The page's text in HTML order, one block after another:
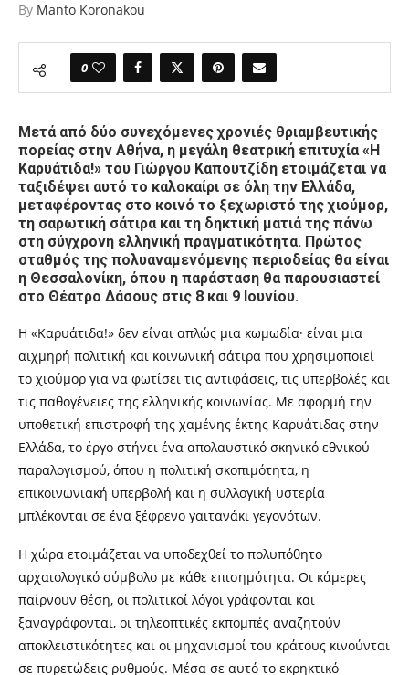
By Manto Koronakou
0
Μετά από δύο συνεχόμενες χρονιές θριαμβευτικής
πορείας στην Αθήνα, η μεγάλη θεατρική επιτυχία «Η
Καρυάτιδα!» του Γιώργου Καπουτζίδη ετοιμάζεται να
ταξιδέψει αυτό το καλοκαίρι σε όλη την Ελλάδα,
μεταφέροντας στο κοινό το ξεχωριστό της χιούμορ,
τη σαρωτική σάτιρα και τη δηκτική ματιά της πάνω
στη σύγχρονη ελληνική πραγματικότητα. Πρώτος
σταθμός της πολυαναμενόμενης περιοδείας θα είναι
η Θεσσαλονίκη, όπου η παράσταση θα παρουσιαστεί
στο Θέατρο Δάσους στις 8 και 9 Ιουνίου.
Η «Καρυάτιδα!» δεν είναι απλώς μια κωμωδία· είναι μια
αιχμηρή πολιτική και κοινωνική σάτιρα που χρησιμοποιεί
το χιούμορ για να φωτίσει τις αντιφάσεις, τις υπερβολές και
τις παθογένειες της ελληνικής κοινωνίας. Με αφορμή την
υποθετική επιστροφή της χαμένης έκτης Καρυάτιδας στην
Ελλάδα, το έργο στήνει ένα απολαυστικό σκηνικό εθνικού
παραλογισμού, όπου η πολιτική σκοπιμότητα, η
επικοινωνιακή υπερβολή και η συλλογική υστερία
μπλέκονται σε ένα ξέφρενο γαϊτανάκι γεγονότων.
Η χώρα ετοιμάζεται να υποδεχθεί το πολυπόθητο
αρχαιολογικό σύμβολο με κάθε επισημότητα. Οι κάμερες
παίρνουν θέση, οι πολιτικοί λόγοι γράφονται και
ξαναγράφονται, οι τηλεοπτικές εκπομπές αναζητούν
αποκλειστικότητες και οι μηχανισμοί του κράτους κινούνται
σε πυρετώδεις ρυθμούς. Μέσα σε αυτό το εκρηκτικό